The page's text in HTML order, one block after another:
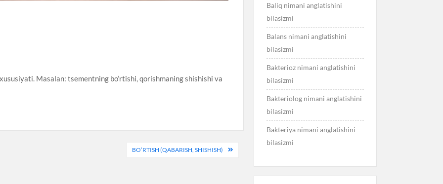
Masalan: tsementning bo’rtishi, qorishmaning shishishi va
BO’RTISH (QABARISH, SHISHISH)
Baliq nimani anglatishini
bilasizmi
Balans nimani anglatishini
bilasizmi
Bakterioz nimani anglatishini
bilasizmi
Bakteriolog nimani anglatishini
bilasizmi
Bakteriya nimani anglatishini
bilasizmi